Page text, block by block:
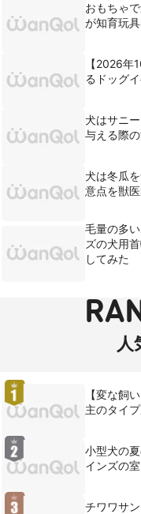
おもちゃ
が知育玩
【2026年
るドッグ
犬はサニ
与える際
犬は冬瓜
意点を獣
毛量の多
ズの犬用
してみた
人
【変な飼
主のタイ
小型犬の
インズの
チワワサ